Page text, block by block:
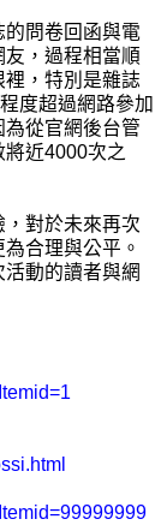
問卷回函與電
，過程相當順
，特別是雜誌
度超過網路參加
從官網後台管
近4000次之
對於未來再次
合理與公平。
動的讀者與網